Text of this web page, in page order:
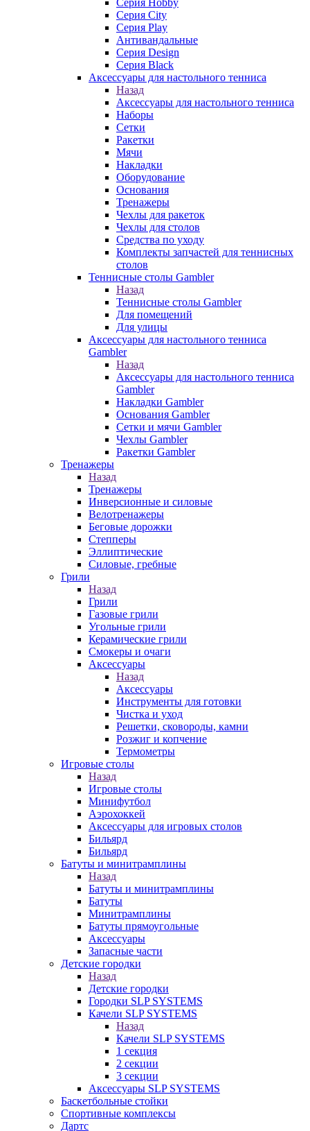
Серия Hobby
Серия City
Серия Play
Антивандальные
Серия Design
Серия Black
Аксессуары для настольного тенниса
Назад
Аксессуары для настольного тенниса
Наборы
Сетки
Ракетки
Мячи
Накладки
Оборудование
Основания
Тренажеры
Чехлы для ракеток
Чехлы для столов
Средства по уходу
Комплекты запчастей для теннисных
столов
Теннисные столы Gambler
Назад
Теннисные столы Gambler
Для помещений
Для улицы
Аксессуары для настольного тенниса
Gambler
Назад
Аксессуары для настольного тенниса
Gambler
Накладки Gambler
Основания Gambler
Сетки и мячи Gambler
Чехлы Gambler
Ракетки Gambler
Тренажеры
Назад
Тренажеры
Инверсионные и силовые
Велотренажеры
Беговые дорожки
Степперы
Эллиптические
Силовые, гребные
Грили
Назад
Грили
Газовые грили
Угольные грили
Керамические грили
Смокеры и очаги
Аксессуары
Назад
Аксессуары
Инструменты для готовки
Чистка и уход
Решетки, сковороды, камни
Розжиг и копчение
Термометры
Игровые столы
Назад
Игровые столы
Минифутбол
Аэрохоккей
Аксессуары для игровых столов
Бильяpд
Бильяpд
Батуты и минитрамплины
Назад
Батуты и минитрамплины
Батуты
Минитрамплины
Батуты прямоугольные
Аксессуары
Запасные части
Детские городки
Назад
Детские городки
Городки SLP SYSTEMS
Качели SLP SYSTEMS
Назад
Качели SLP SYSTEMS
1 секция
2 секции
3 секции
Аксессуары SLP SYSTEMS
Баскетбольные стойки
Спортивные комплексы
Дартс